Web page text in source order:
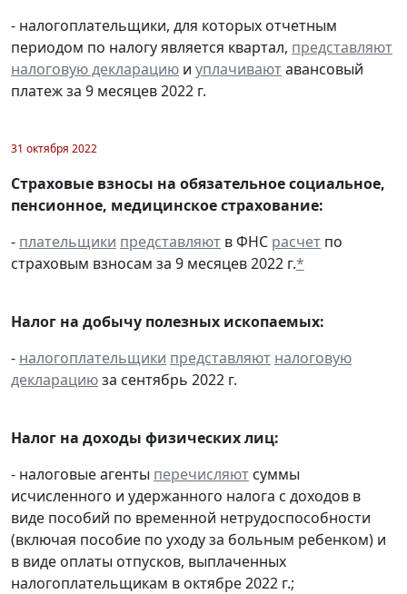
- налогоплательщики, для которых отчетным
периодом по налогу является квартал, представляют
налоговую декларацию и уплачиваютавансовый
платеж за 9 месяцев 2022 г.
31 октября 2022
Страховые взносы на обязательное социальное,
пенсионное, медицинское страхование:
- плательщики представляют в ФНС расчет по
страховым взносам за 9 месяцев 2022 г.*
Налог на добычу полезных ископаемых:
- налогоплательщики представляют налоговую
декларациюза сентябрь 2022 г.
Налог на доходы физических лиц:
- налоговые агенты перечисляют суммы
исчисленного и удержанного налога с доходов в
виде пособий по временной нетрудоспособности
(включая пособие по уходу за больным ребенком) и
в виде оплаты отпусков, выплаченных
налогоплательщикам в октябре 2022 г.;